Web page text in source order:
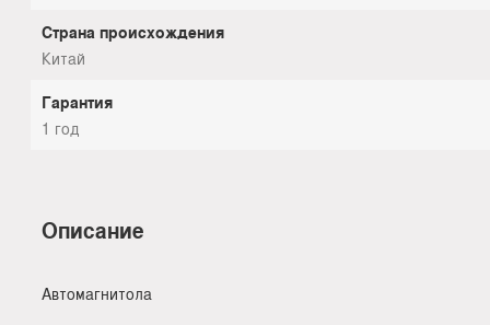
Страна происхождения
Китай
Гарантия
1 год
Описание
Автомагнитола